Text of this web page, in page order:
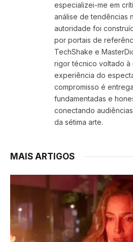
especializei-me em
análise de tendências
autoridade foi
por portais de
TechShake e
rigor técnico voltado à
experiência do
compromisso é
fundamentadas e
conectando
da sétima arte.
MAIS ARTIGOS